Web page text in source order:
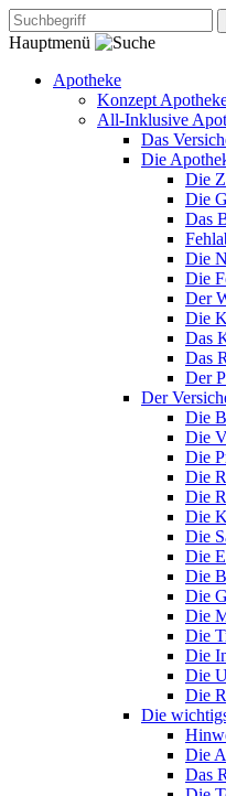
Hauptmenü
Apotheke
Konzept
All-Inklusive
Das
Die
Die
Die
Das
Die
Die
Der
Die
Das
Das
Der
Der
Die
Die
Die
Die
Die
Die
Die
Die
Die
Die
Die
Die
Die
Die
Die
Die
Die
Das